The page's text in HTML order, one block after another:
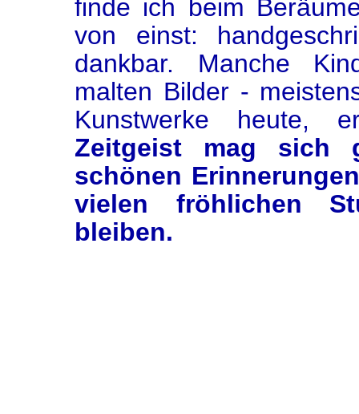
finde ich beim
von einst:
dankbar. Manche
malten Bilder -
Kunstwerke heute,
Zeitgeist mag sich
schönen
vielen fröhlichen
bleiben.